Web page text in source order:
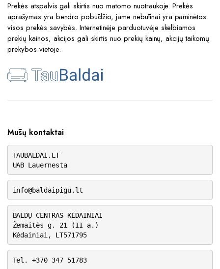
Prekės atspalvis gali skirtis nuo matomo nuotraukoje. Prekės
aprašymas yra bendro pobūdžio, jame nebūtinai yra paminėtos
visos prekės savybės. Internetinėje parduotuvėje skelbiamos
prekių kainos, akcijos gali skirtis nuo prekių kainų, akcijų taikomų
prekybos vietoje.
Mūsų kontaktai
TAUBALDAI.LT
UAB Lauernesta
info@baldaipigu.lt
BALDŲ CENTRAS KĖDAINIAI
Žemaitės g. 21 (II a.)
Kėdainiai, LT571795
Tel. +370 347 51783